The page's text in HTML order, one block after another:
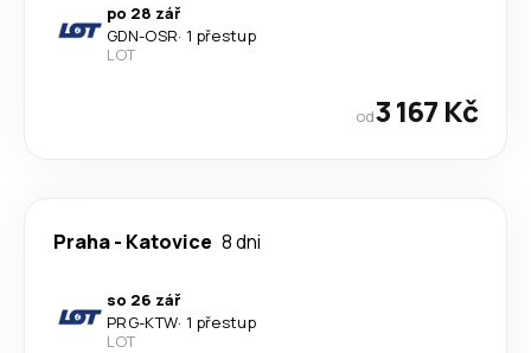
po 28 zář
GDN-OSR· 1 přestup
LOT
od3 167 Kč
Praha- Katovice 8 dni
so 26 zář
PRG-KTW· 1 přestup
LOT